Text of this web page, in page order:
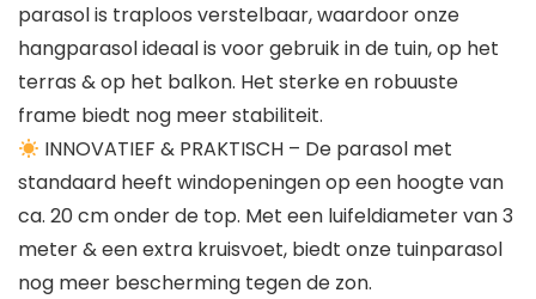
parasol is traploos verstelbaar, waardoor onze
hangparasol ideaal is voor gebruik in de tuin, op het
terras & op het balkon. Het sterke en robuuste
frame biedt nog meer stabiliteit.
INNOVATIEF & PRAKTISCH – De parasol met
standaard heeft windopeningen op een hoogte van
ca. 20 cm onder de top. Met een luifeldiameter van 3
meter & een extra kruisvoet, biedt onze tuinparasol
nog meer bescherming tegen de zon.